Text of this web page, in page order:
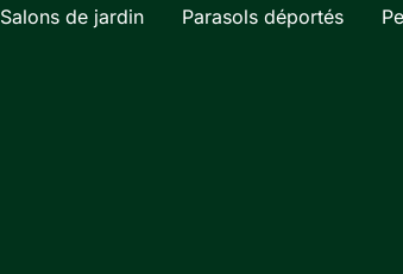
Salons de jardin Parasols déportés
Rechercher